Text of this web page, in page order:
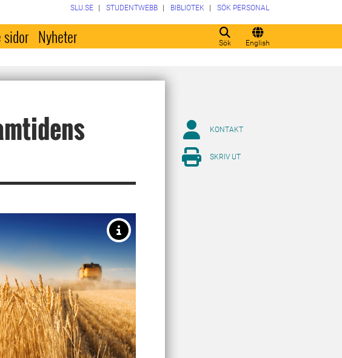
Sök English
SLU.SE STUDENTWEBB BIBLIOTEK SÖK PERSONAL
sidor Nyheter
KONTAKT
SKRIV UT